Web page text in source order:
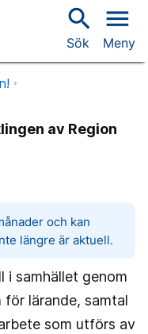
search
Sök
menu
Meny
av Region
och kan
längre är aktuell.
i samhället genom
för lärande, samtal
som utförs av